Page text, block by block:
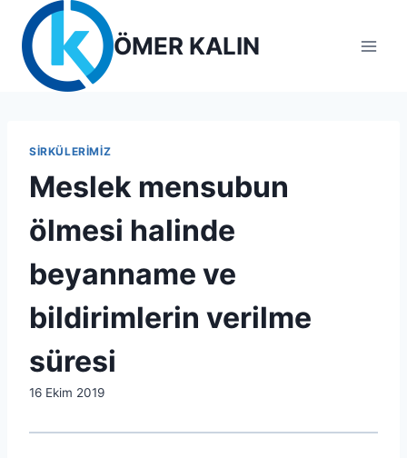
content
ÖMER KALIN
SIRKÜLERIMIZ
Meslek mensubun
ölmesi halinde
beyanname ve
bildirimlerin verilme
süresi
By
16 Ekim 2019